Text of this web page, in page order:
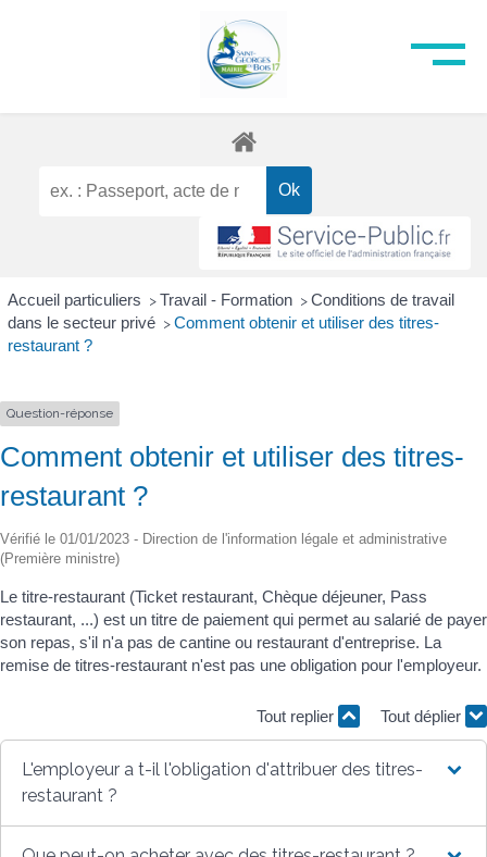
Accueil particuliers > Travail - Formation > Conditions de travail
dans le secteur privé > Comment obtenir et utiliser des titres-
restaurant ?
Question-réponse
Comment obtenir et utiliser des titres-
restaurant ?
Vérifié le 01/01/2023 - Direction de l'information légale et administrative
(Première ministre)
Le titre-restaurant (Ticket restaurant, Chèque déjeuner, Pass
restaurant, ...) est un titre de paiement qui permet au salarié de payer
son repas, s'il n'a pas de cantine ou restaurant d'entreprise. La
remise de titres-restaurant n'est pas une obligation pour l'employeur.
Tout replier Tout déplier
L'employeur a t-il l'obligation d'attribuer des titres-
restaurant ?